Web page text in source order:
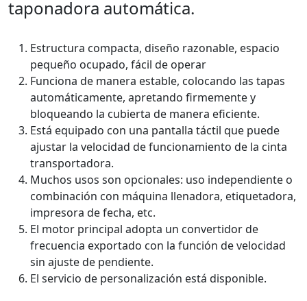
taponadora automática.
Estructura compacta, diseño razonable, espacio
pequeño ocupado, fácil de operar
Funciona de manera estable, colocando las tapas
automáticamente, apretando firmemente y
bloqueando la cubierta de manera eficiente.
Está equipado con una pantalla táctil que puede
ajustar la velocidad de funcionamiento de la cinta
transportadora.
Muchos usos son opcionales: uso independiente o
combinación con máquina llenadora, etiquetadora,
impresora de fecha, etc.
El motor principal adopta un convertidor de
frecuencia exportado con la función de velocidad
sin ajuste de pendiente.
El servicio de personalización está disponible.